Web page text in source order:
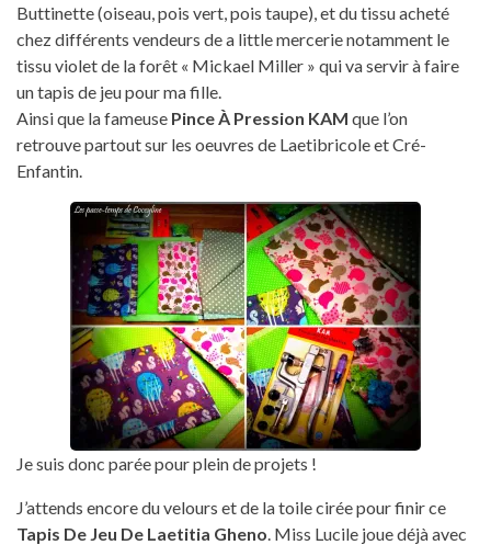
Buttinette (oiseau, pois vert, pois taupe), et du tissu acheté
chez différents vendeurs de a little mercerie notamment le
tissu violet de la forêt « Mickael Miller » qui va servir à faire
un tapis de jeu pour ma fille.
Ainsi que la fameuse Pince À Pression KAM que l’on
retrouve partout sur les oeuvres de Laetibricole et Cré-
Enfantin.
Je suis donc parée pour plein de projets !
J’attends encore du velours et de la toile cirée pour finir ce
Tapis De Jeu De Laetitia Gheno. Miss Lucile joue déjà avec